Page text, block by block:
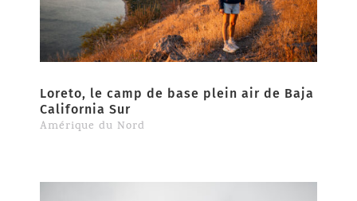
Loreto, le camp de base plein air de Baja
California Sur
Amérique du Nord